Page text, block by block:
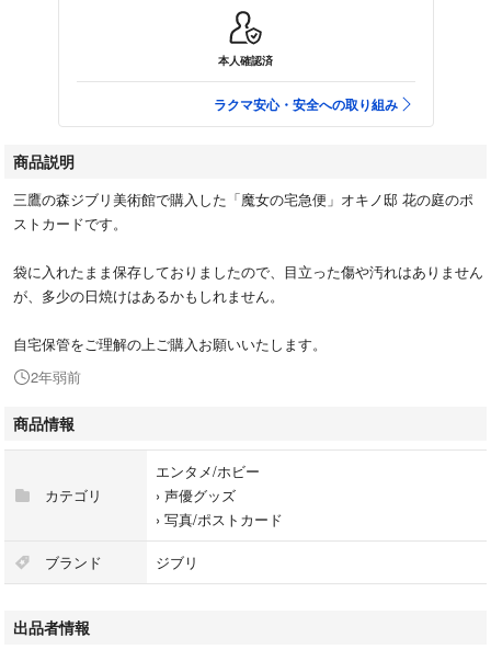
本人確認済
ラクマ安心・安全への取り組み
商品説明
三鷹の森ジブリ美術館で購入した「魔女の宅急便」オキノ邸 花の庭のポ
ストカードです。
袋に入れたまま保存しておりましたので、目立った傷や汚れはありません
が、多少の日焼けはあるかもしれません。
自宅保管をご理解の上ご購入お願いいたします。
2年弱前
商品情報
カテゴリ
エンタメ/ホビー
› 声優グッズ
› 写真/ポストカード
ブランド ジブリ
出品者情報